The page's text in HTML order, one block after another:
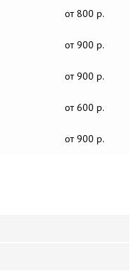
от 800 р.
от 900 р.
от 900 р.
от 600 р.
от 900 р.